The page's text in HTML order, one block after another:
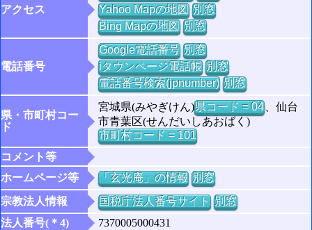
アクセス
Yahoo Mapの地図 別窓
Bing Mapの地図 別窓
電話番号
Google電話番号 別窓
iタウンページ電話帳 別窓
電話番号検索(jpnumber) 別窓
県・市町村コー
ド
宮城県(みやぎけん)県コード = 04、仙台
市青葉区(せんだいしあおばく)
市町村コード = 101
コメント等
ホームページ等
「玄光庵」の情報 別窓
宗教法人情報
国税庁法人番号サイト 別窓
法人番号(＊4)
7370005000431